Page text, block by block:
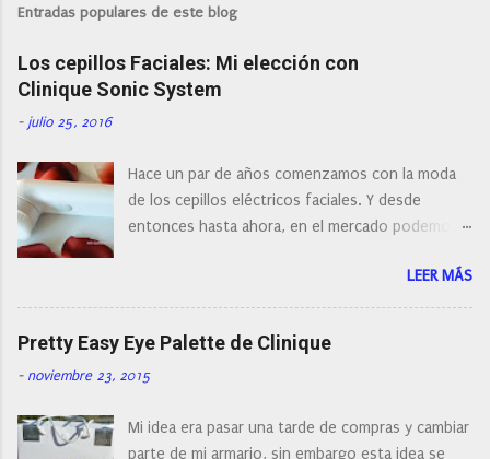
l
a
r
n
o
m
e
n
t
a
o
Entradas populares de este blog
Los cepillos Faciales: Mi elección con
Clinique Sonic System
- julio 25, 2016
Hace un par de años comenzamos con la moda
de los cepillos eléctricos faciales. Y desde
entonces hasta ahora, en el mercado podemos
con diferentes características, a pilas, a batería,
cepillos de rotación o de oscilación... y
naturalmente de todos los precios. Existe en la
actualidad tal variedad, que antes de hacer la
compra debemos de hacernos unas preguntas:
post os voy a dar mi opinión de porque elegí mi
LEER MÁS
Pretty Easy Eye Palette de Clinique
- noviembre 23, 2015
Mi idea era pasar una tarde de compras y cambiar
parte de mi armario, sin embargo esta idea se